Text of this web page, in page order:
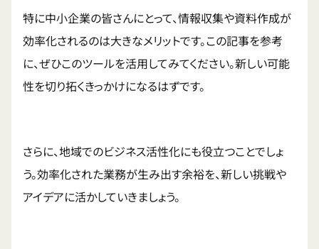
特に中小企業の皆さんにとって、情報収集や資料作成が
効率化されるのは大きなメリットです。この記事を参考
に、ぜひこのツールを活用してみてください。新しい可能
性を切り拓くきっかけになるはずです。
さらに、地域でのビジネス活性化にも役立つことでしょ
う。効率化された業務が生み出す余裕を、新しい挑戦や
アイデアに活かしていきましょう。